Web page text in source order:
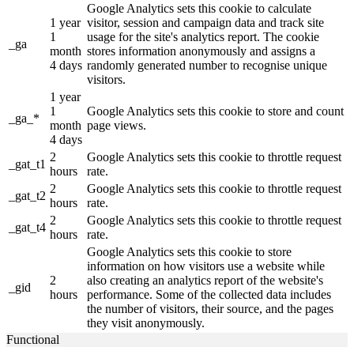
_ga
1 year
1
month
4 days
Google Analytics sets this cookie to calculate
visitor, session and campaign data and track site
usage for the site's analytics report. The cookie
stores information anonymously and assigns a
randomly generated number to recognise unique
visitors.
_ga_*
1 year
1
month
4 days
Google Analytics sets this cookie to store and count
page views.
_gat_t1
2
hours
Google Analytics sets this cookie to throttle request
rate.
_gat_t2
2
hours
Google Analytics sets this cookie to throttle request
rate.
_gat_t4
2
hours
Google Analytics sets this cookie to throttle request
rate.
_gid
2
hours
Google Analytics sets this cookie to store
information on how visitors use a website while
also creating an analytics report of the website's
performance. Some of the collected data includes
the number of visitors, their source, and the pages
they visit anonymously.
Functional